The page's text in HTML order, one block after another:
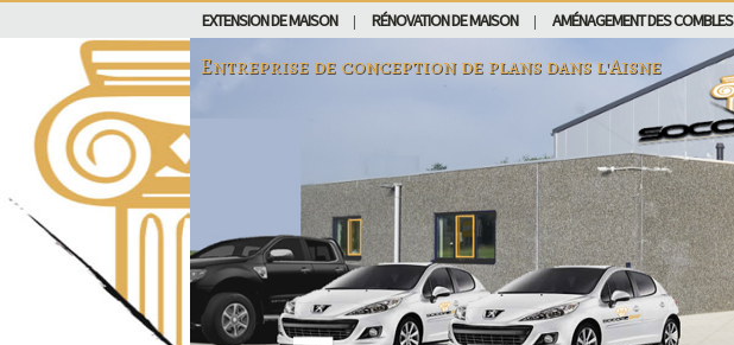
EXTENSION DE MAISON RÉNOVATION DE MAISON AMÉNAGEMENT DES COMBLES
Entreprise de conception de plans dansl'Aisne